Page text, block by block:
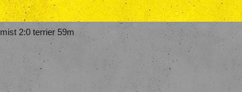
mist 2:0 terrier 59m